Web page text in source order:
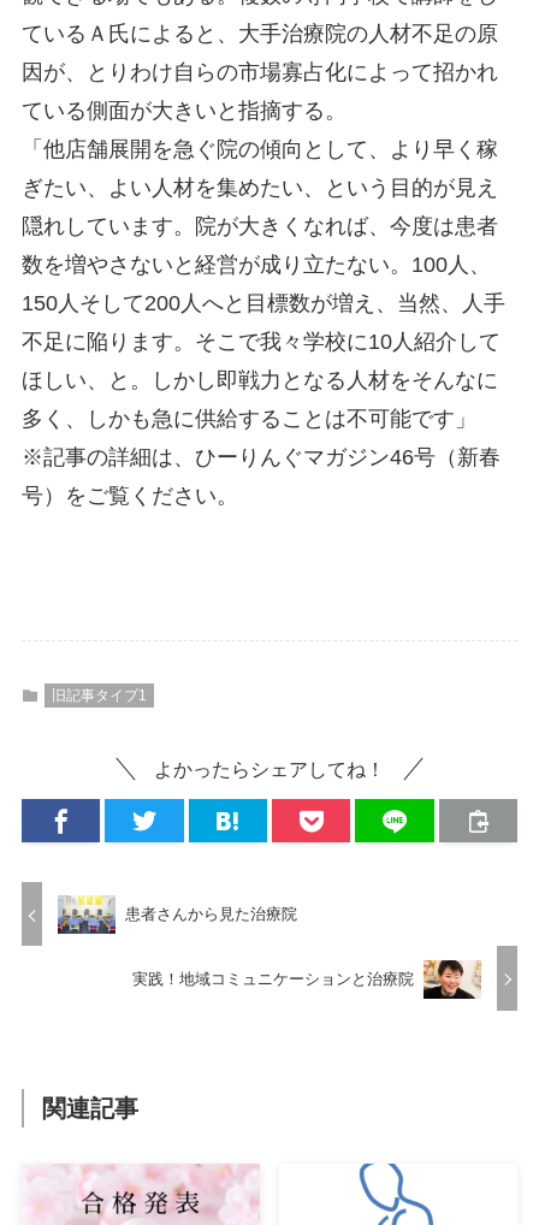
ているＡ氏によると、大手治療院の人材不足の原
因が、とりわけ自らの市場寡占化によって招かれ
ている側面が大きいと指摘する。
「他店舗展開を急ぐ院の傾向として、より早く稼
ぎたい、よい人材を集めたい、という目的が見え
隠れしています。院が大きくなれば、今度は患者
数を増やさないと経営が成り立たない。100人、
150人そして200人へと目標数が増え、当然、人手
不足に陥ります。そこで我々学校に10人紹介して
ほしい、と。しかし即戦力となる人材をそんなに
多く、しかも急に供給することは不可能です」
※記事の詳細は、ひーりんぐマガジン46号（新春
号）をご覧ください。
旧記事タイプ1
よかったらシェアしてね！
患者さんから見た治療院
実践！地域コミュニケーションと治療院
関連記事